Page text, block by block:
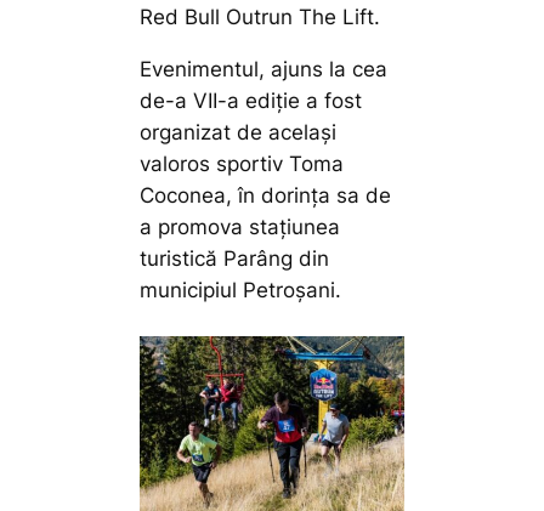
Red Bull Outrun The Lift.
Evenimentul, ajuns la cea
de-a VII-a ediție a fost
organizat de același
valoros sportiv Toma
Coconea, în dorința sa de
a promova stațiunea
turistică Parâng din
municipiul Petroșani.